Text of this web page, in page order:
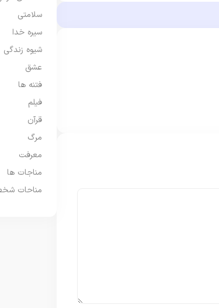
سلامتی
سیره خدا
شیوه زندگی
عشق
فتنه ها
فیلم
قرآن
مرگ
معرفت
مناجات ها
مناحات